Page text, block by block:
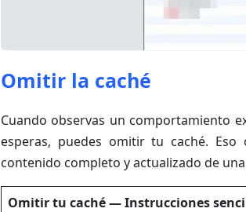
Omitir la caché
Cuando observas un comportamiento
esperas, puedes omitir tu caché.
contenido completo y actualizado de
Omitir tu caché — Instrucciones